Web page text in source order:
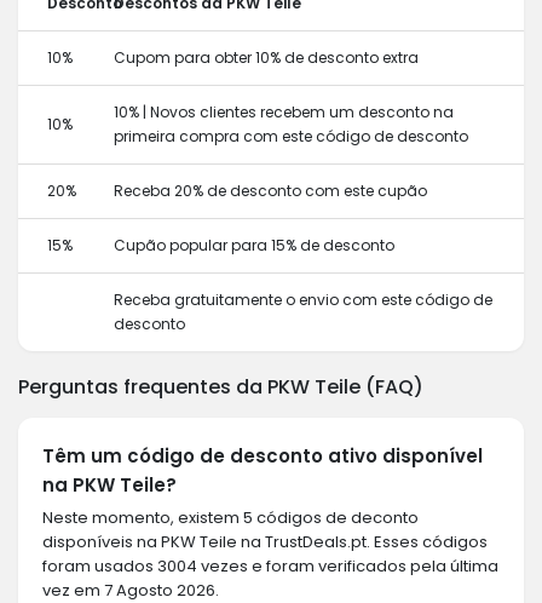
10% Cupom para obter 10% de desconto extra
10%
10% | Novos clientes recebem um desconto na
primeira compra com este código de desconto
20% Receba 20% de desconto com este cupão
15% Cupão popular para 15% de desconto
Receba gratuitamente o envio com este código de
desconto
Perguntas frequentes da PKW Teile (FAQ)
Têm um código de desconto ativo disponível
na PKW Teile?
Neste momento, existem 5 códigos de deconto
disponíveis na PKW Teile na TrustDeals.pt. Esses códigos
foram usados 3004 vezes e foram verificados pela última
vez em 7 Agosto 2026.